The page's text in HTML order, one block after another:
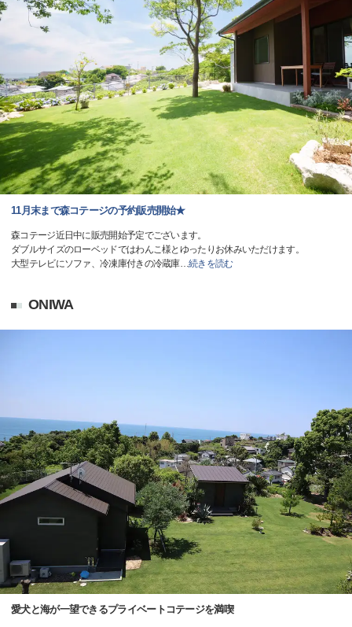
11月末まで森コテージの予約販売開始★
森コテージ近日中に販売開始予定でございます。
ダブルサイズのローベッドではわんこ様とゆったりお休みいただけます。
大型テレビにソファ、冷凍庫付きの冷蔵庫…続きを読む
ONIWA
愛犬と海が一望できるプライベートコテージを満喫